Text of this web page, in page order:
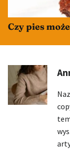
Czy pies